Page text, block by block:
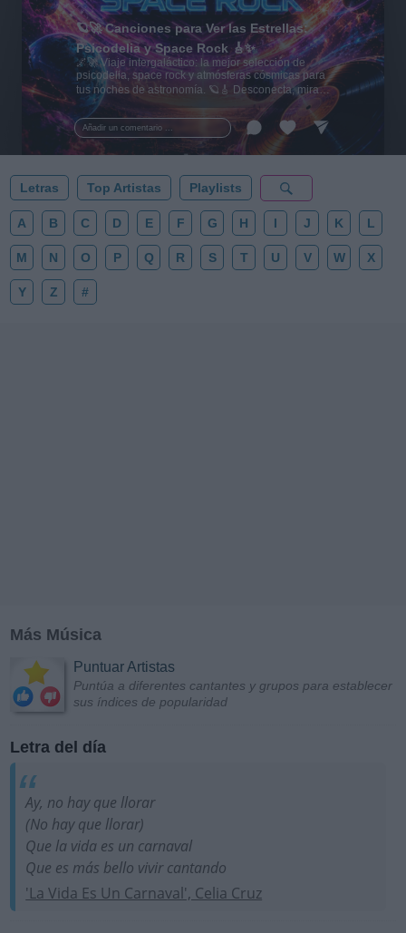
Añadir un comentario ...
🪐🚀 Canciones para Ver las Estrellas:
Psicodelia y Space Rock 🎸✨
🌌🚀 Viaje intergaláctico: la mejor selección de
psicodelia, space rock y atmósferas cósmicas para
tus noches de astronomía. 🪐🎸 Desconecta, mira
al firmamento y siente la gravedad cero. 💾 ¡Guarda
esta colección para tu próxima noche estrellada!
✨⭐
Letras Top Artistas Playlists
A B C D E F G H I J K L
M N O P Q R S T U V W X
Y Z #
Más Música
Puntuar Artistas
Puntúa a diferentes cantantes y grupos para establecer
sus índices de popularidad
Letra del día
Ay, no hay que llorar
(No hay que llorar)
Que la vida es un carnaval
Que es más bello vivir cantando
'La Vida Es Un Carnaval', Celia Cruz